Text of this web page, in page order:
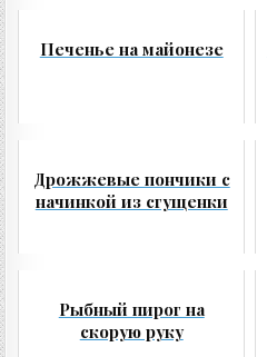
Печенье на майонезе
Дрожжевые пончики с
начинкой из сгущенки
Рыбный пирог на
скорую руку